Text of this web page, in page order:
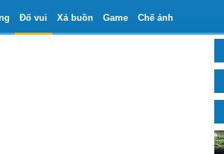
Đố vui Xả buồn Game Chế ảnh